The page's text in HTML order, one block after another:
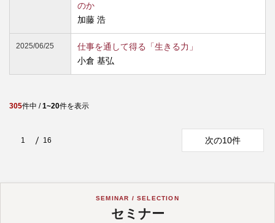
のか
加藤 浩
2025/06/25
仕事を通して得る「生きる力」
小倉 基弘
305件中 /1~20件を表示
1 16 次の10件
SEMINAR / SELECTION
セミナー